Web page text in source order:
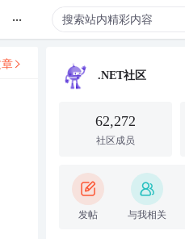
...
.NET社区
62,272
社区成员
发帖 与我相关